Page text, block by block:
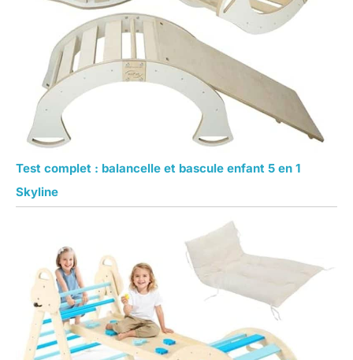
Test complet : balancelle et bascule enfant 5 en 1
Skyline